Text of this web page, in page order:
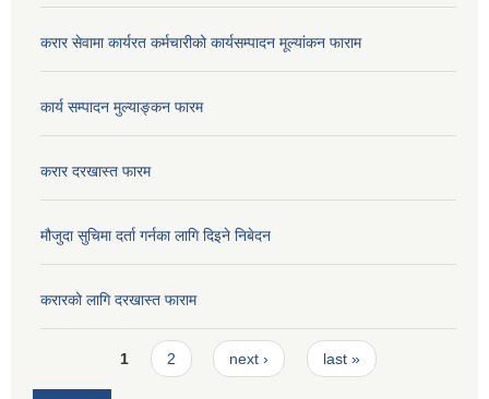
करार सेवामा कार्यरत कर्मचारीको कार्यसम्पादन मूल्यांकन फाराम
कार्य सम्पादन मुल्याङ्कन फारम
करार दरखास्त फारम
मौजुदा सुचिमा दर्ता गर्नका लागि दिइने निबेदन
करारको लागि दरखास्त फाराम
Pages1 2 next › last »